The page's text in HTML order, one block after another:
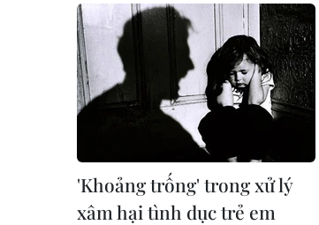
'Khoảng trống' trong xử lý
xâm hại tình dục trẻ em